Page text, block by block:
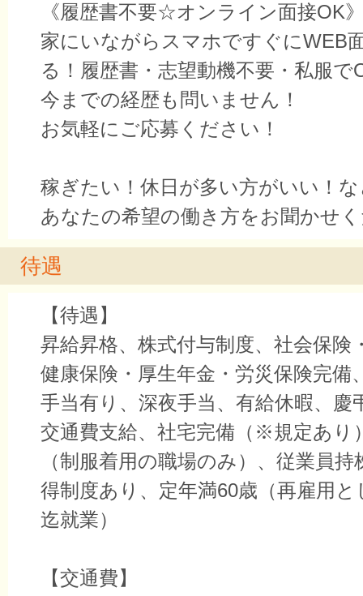
《履歴書不要☆オンライン面接OK
家にいながらスマホですぐにWEB
る！履歴書・志望動機不要・私服で
今までの経歴も問いません！
お気軽にご応募ください！
稼ぎたい！休日が多い方がいい！
あなたの希望の働き方をお聞かせ
待遇
【待遇】
昇給昇格、株式付与制度、社会保険
健康保険・厚生年金・労災保険完備
手当有り、深夜手当、有給休暇、慶
交通費支給、社宅完備（※規定あり
（制服着用の職場のみ）、従業員持
得制度あり、定年満60歳（再雇用と
迄就業）
【交通費】